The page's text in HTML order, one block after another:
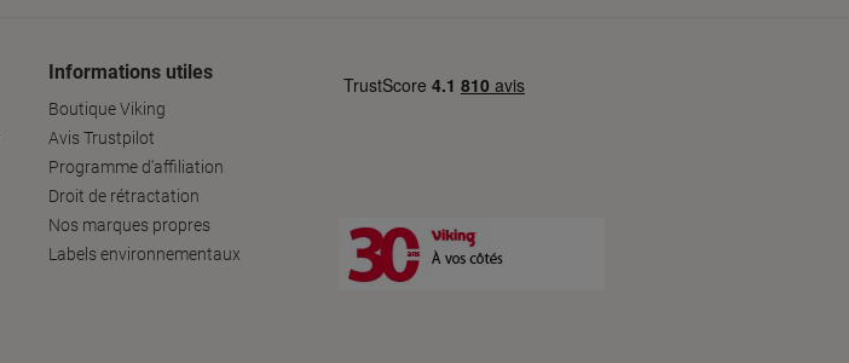
Informations utiles
Boutique Viking
Avis Trustpilot
Programme d'affiliation
Droit de rétractation
Nos marques propres
Labels environnementaux